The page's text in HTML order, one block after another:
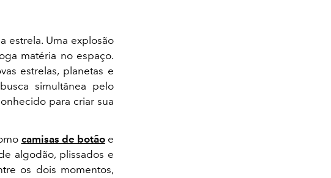
estrela. Uma explosão
matéria no espaço.
estrelas, planetas e
simultânea pelo
para criar sua
camisas de botãoe
algodão, plissados e
os dois momentos,